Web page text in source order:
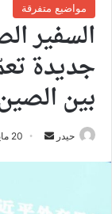
مواضيع متفرقة
السفير
جديدة
بين
حيدر
أرسل 20 مايو 2026